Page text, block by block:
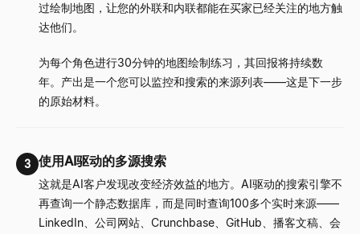
过绘制地图，让您的外联和内联都能在买家已经关注的地方触
达他们。
为每个角色进行30分钟的地图绘制练习，其回报将持续数
年。产出是一个您可以监控和搜索的来源列表——这是下一步
的原始材料。
3 使用AI驱动的多源搜索
这就是AI客户发现改变经济效益的地方。AI驱动的搜索引擎不
再查询一个静态数据库，而是同时查询100多个实时来源——
LinkedIn、公司网站、Crunchbase、GitHub、播客文稿、会